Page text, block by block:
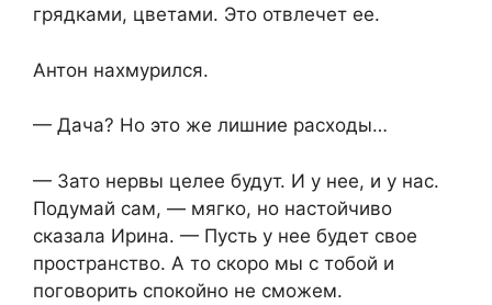
грядками, цветами. Это отвлечет ее.
Антон нахмурился.
— Дача? Но это же лишние расходы…
— Зато нервы целее будут. И у нее, и у нас.
Подумай сам, — мягко, но настойчиво
сказала Ирина. — Пусть у нее будет свое
пространство. А то скоро мы с тобой и
поговорить спокойно не сможем.